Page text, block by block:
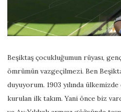
Beşiktaş çocukluğumun rüyası,
ömrümün vazgeçilmezi. Ben
duyuyorum. 1903 yılında
kurulan ilk takım. Yani önce biz